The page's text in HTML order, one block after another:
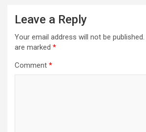
Leave a Reply
Your email address will not be published.
are marked *
Comment *